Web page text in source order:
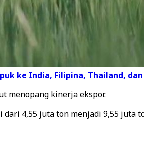
ke India, Filipina, Thailand,
menopang kinerja ekspor.
4,55 juta ton menjadi 9,55 juta